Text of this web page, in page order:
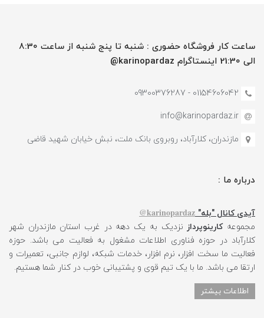
ساعت کار فروشگاه حضوری : شنبه تا پنج شنبه از ساعت 8:30
الی 21:30 اینستاگرام karinopardaz@
01154606042 - 09300376287
info@karinopardaz.ir
مازندران، کلارآباد، روبروی بانک ملت، نبش خیابان شهید قاضی
درباره ما :
آیدی کانال "بله" karinopardaz@
مجموعهکارینوپرداز نزدیک به یک دهه در غرب استان مازندران شهر
کلارآباد در حوزه فناوری اطلاعات مشغول به فعالیت می باشد. حوزه
فعالیت ما سخت افزار، نرم افزار، خدمات شبکه، لوازم جانبی، تعمیرات و
ارتقا می باشد. ما با یک تیم قوی و پشتیبانی خوب در کنار شما هستیم.
اطلاعات بیشتر